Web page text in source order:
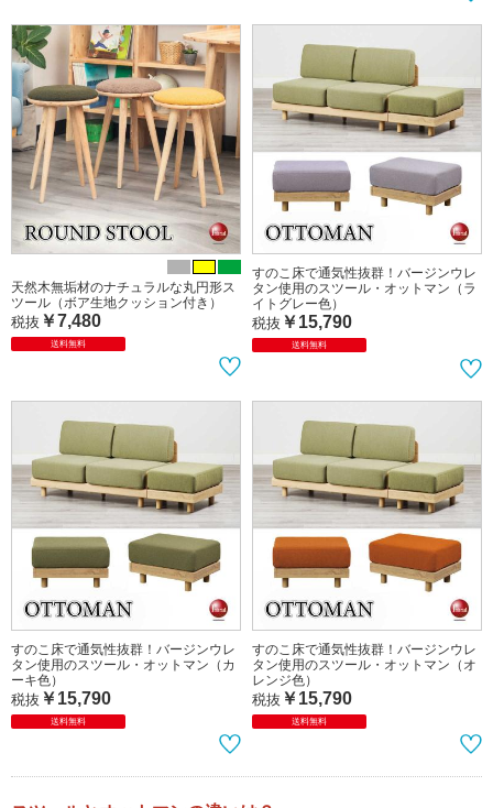
天然木アッシュ＆布ファブリック製ス
税抜￥11,346
送料無料 完成品
幅105cm・カバーリングダイニングベ
ンチ（天然木アルダー無垢材＆PVCレ
ザー／カバー3枚付き／完成品）
税抜￥22,255
送料無料
天然木無垢材のナチュラルな丸円形ス
ツール（ボア生地クッション付き）
税抜￥7,480
送料無料
すのこ床で通気性抜群！バージンウレ
タン使用のスツール・オットマン（ラ
イトグレー色）
税抜￥15,790
送料無料